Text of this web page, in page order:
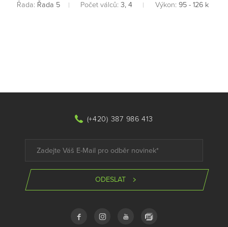
Řada: Řada 5 Počet válců: 3, 4 Výkon: 95 - 126 k
(+420) 387 986 413
ODESLAT